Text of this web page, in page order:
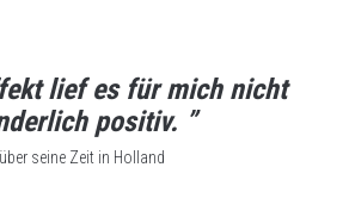
lief es für mich nicht
positiv. ”
über seine Zeit in Holland